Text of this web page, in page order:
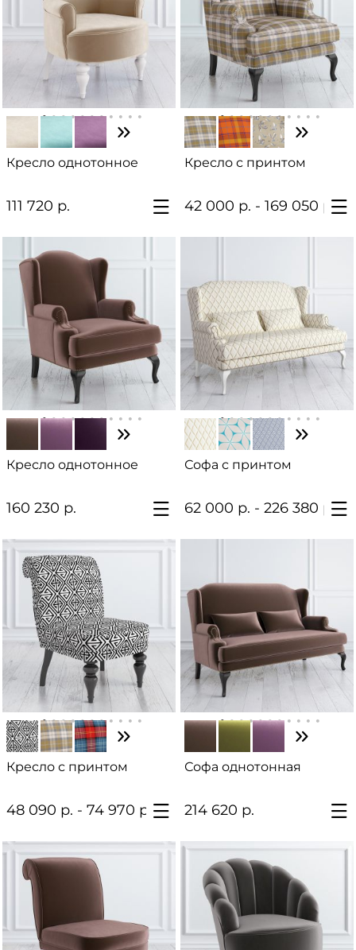
Кресло однотонное
111 720 р.
Кресло с принтом
42 000 р. - 169 050 р.
Кресло однотонное
160 230 р.
Софа с принтом
62 000 р. - 226 380 р.
Кресло с принтом
48 090 р. - 74 970 р.
Софа однотонная
214 620 р.